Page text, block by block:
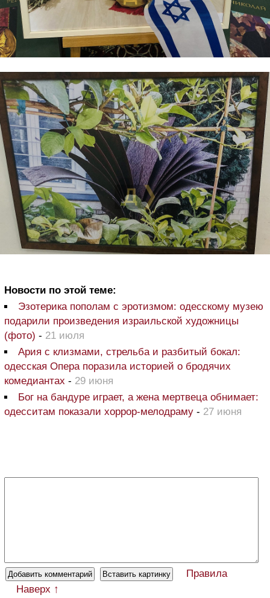
Новости по этой теме:
Эзотерика пополам с эротизмом: одесскому музею
подарили произведения израильской художницы
(фото) - 21 июля
Ария с клизмами, стрельба и разбитый бокал:
одесская Опера поразила историей о бродячих
комедиантах - 29 июня
Бог на бандуре играет, а жена мертвеца обнимает:
одесситам показали хоррор-мелодраму - 27 июня
Правила
Наверх ↑